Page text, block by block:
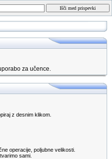
za učence.
z desnim klikom.
operacije, poljubne velikosti.
sami.